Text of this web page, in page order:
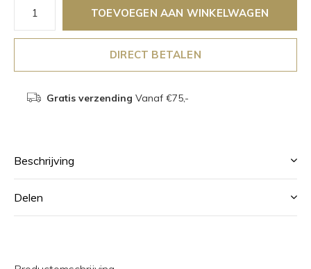
TOEVOEGEN AAN WINKELWAGEN
DIRECT BETALEN
Gratis verzending Vanaf €75,-
Beschrijving
Delen